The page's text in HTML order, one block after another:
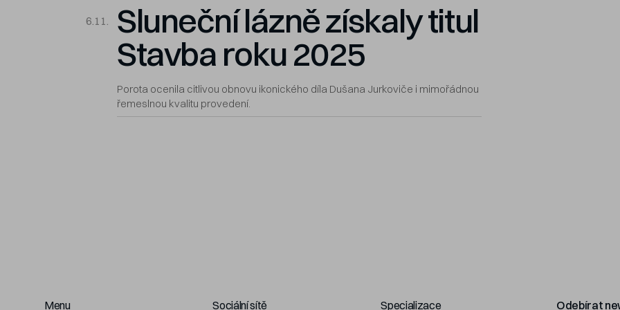
6.11.
Sluneční lázně získaly titul
Stavba roku 2025
Porota ocenila citlivou obnovu ikonického díla Dušana Jurkoviče i mimořádnou
řemeslnou kvalitu provedení.
Menu Sociální sítě Specializace Odebírat